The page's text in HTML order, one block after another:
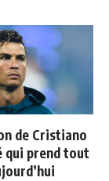
de Cristiano
qui prend tout